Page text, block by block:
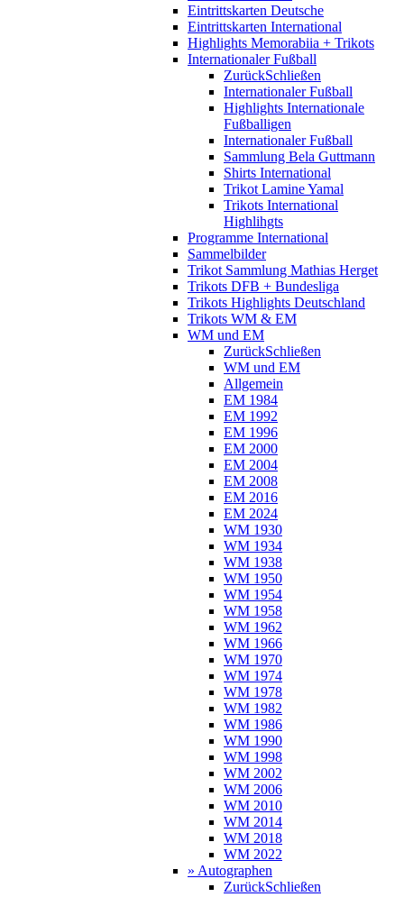
Eintrittskarten Deutsche
Eintrittskarten International
Highlights Memorabiia + Trikots
Internationaler Fußball
ZurückSchließen
Internationaler Fußball
Highlights Internationale
Fußballigen
Internationaler Fußball
Sammlung Bela Guttmann
Shirts International
Trikot Lamine Yamal
Trikots International
Highlihgts
Programme International
Sammelbilder
Trikot Sammlung Mathias Herget
Trikots DFB + Bundesliga
Trikots Highlights Deutschland
Trikots WM & EM
WM und EM
ZurückSchließen
WM und EM
Allgemein
EM 1984
EM 1992
EM 1996
EM 2000
EM 2004
EM 2008
EM 2016
EM 2024
WM 1930
WM 1934
WM 1938
WM 1950
WM 1954
WM 1958
WM 1962
WM 1966
WM 1970
WM 1974
WM 1978
WM 1982
WM 1986
WM 1990
WM 1998
WM 2002
WM 2006
WM 2010
WM 2014
WM 2018
WM 2022
» Autographen
ZurückSchließen